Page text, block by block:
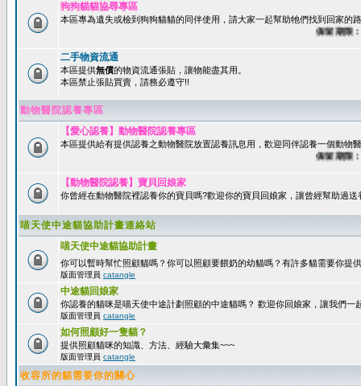
狗狗貓貓協尋專區
本區專為遺失或檢到狗狗貓貓的同伴使用，請大家一起幫助牠們找到回家的
保留期限：60
二手物資流通
本區提供無償的物資流通張貼，讓物能盡其用。
本區禁止張貼買賣，請務必遵守!!
動物醫院認養專區
【愛心認養】動物醫院認養專區
本區提供給有提供認養之動物醫院放置認養訊息用，歡迎同伴認養一個動物
保留期限：60
【動物醫院認養】寶貝回娘家
你曾經在動物醫院裡認養你的寶貝嗎?歡迎你的寶貝回娘家，讓曾經幫助過
喵天使中途貓協助計畫連絡站
喵天使中途貓協助計畫
你可以暫時幫忙照顧貓嗎？你可以照顧要餵奶的幼貓嗎？有許多貓需要你提
版面管理員 catangle
中途貓回娘家
你認養的貓咪是喵天使中途計劃照顧的中途貓嗎？ 歡迎你回娘家，讓我們一
版面管理員 catangle
如何照顧好一隻貓？
提供照顧貓咪的知識、方法、經驗大彙集~~~
版面管理員 catangle
收容所的貓需要你的關心